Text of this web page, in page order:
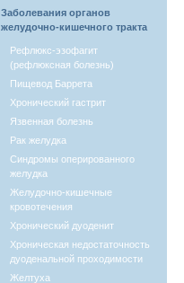
Заболевания органов
желудочно-кишечного тракта
Рефлюкс-эзофагит
(рефлюксная болезнь)
Пищевод Баррета
Хронический гастрит
Язвенная болезнь
Рак желудка
Синдромы оперированного
желудка
Желудочно-кишечные
кровотечения
Хронический дуоденит
Хроническая недостаточность
дуоденальной проходимости
Желтуха